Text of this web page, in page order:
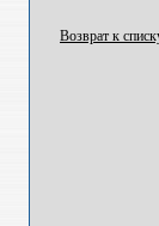
Возврат к